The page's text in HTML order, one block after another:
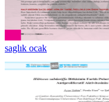
saglık ocak